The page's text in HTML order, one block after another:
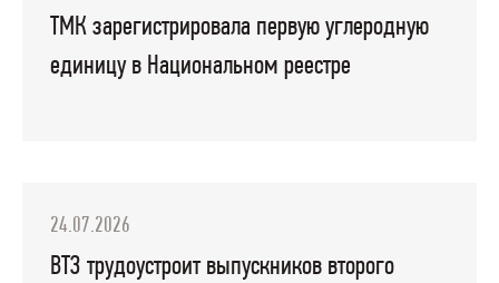
ТМК зарегистрировала первую углеродную
единицу в Национальном реестре
24.07.2026
ВТЗ трудоустроит выпускников второго